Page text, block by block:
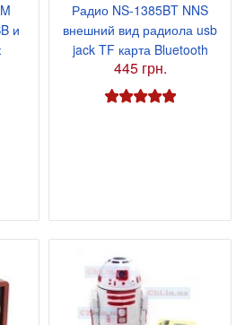
и
Радио NS-1385BT NNS
внешний вид радиола usb
jack TF карта Bluetooth
445 грн.